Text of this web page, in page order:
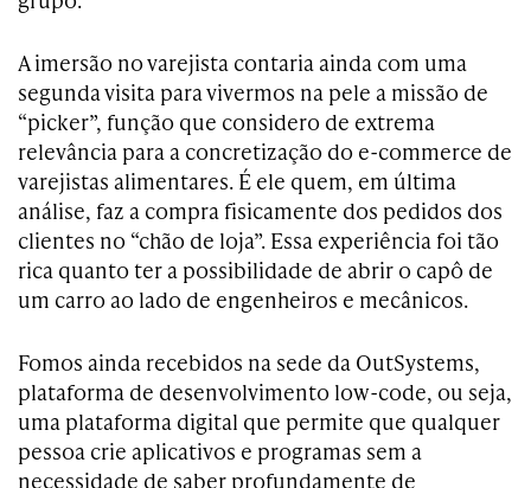
A imersão no varejista contaria ainda com uma
segunda visita para vivermos na pele a missão de
“picker”, função que considero de extrema
relevância para a concretização do e-commerce de
varejistas alimentares. É ele quem, em última
análise, faz a compra fisicamente dos pedidos dos
clientes no “chão de loja”. Essa experiência foi tão
rica quanto ter a possibilidade de abrir o capô de
um carro ao lado de engenheiros e mecânicos.
Fomos ainda recebidos na sede da OutSystems,
plataforma de desenvolvimento low-code, ou seja,
uma plataforma digital que permite que qualquer
pessoa crie aplicativos e programas sem a
necessidade de saber profundamente de